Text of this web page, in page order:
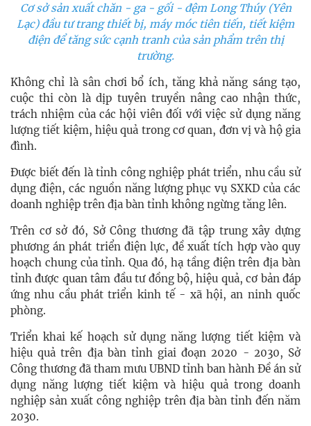
Cơ sở sản xuất chăn - ga - gối - đệm Long Thúy (Yên
Lạc) đầu tư trang thiết bị, máy móc tiên tiến, tiết kiệm
điện để tăng sức cạnh tranh của sản phẩm trên thị
trường.
Không chỉ là sân chơi bổ ích, tăng khả năng sáng tạo,
cuộc thi còn là dịp tuyên truyền nâng cao nhận thức,
trách nhiệm của các hội viên đối với việc sử dụng năng
lượng tiết kiệm, hiệu quả trong cơ quan, đơn vị và hộ gia
đình.
Được biết đến là tỉnh công nghiệp phát triển, nhu cầu sử
dụng điện, các nguồn năng lượng phục vụ SXKD của các
doanh nghiệp trên địa bàn tỉnh không ngừng tăng lên.
Trên cơ sở đó, Sở Công thương đã tập trung xây dựng
phương án phát triển điện lực, đề xuất tích hợp vào quy
hoạch chung của tỉnh. Qua đó, hạ tầng điện trên địa bàn
tỉnh được quan tâm đầu tư đồng bộ, hiệu quả, cơ bản đáp
ứng nhu cầu phát triển kinh tế - xã hội, an ninh quốc
phòng.
Triển khai kế hoạch sử dụng năng lượng tiết kiệm và
hiệu quả trên địa bàn tỉnh giai đoạn 2020 - 2030, Sở
Công thương đã tham mưu UBND tỉnh ban hành Đề án sử
dụng năng lượng tiết kiệm và hiệu quả trong doanh
nghiệp sản xuất công nghiệp trên địa bàn tỉnh đến năm
2030.